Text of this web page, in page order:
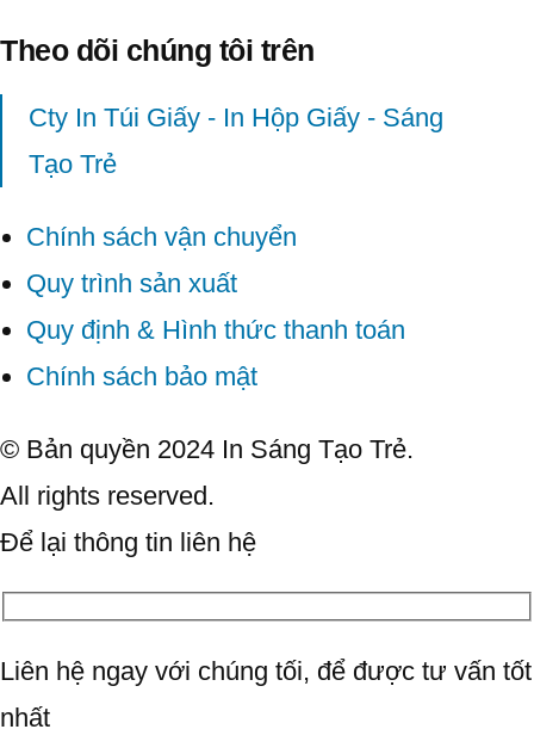
Theo dõi chúng tôi trên
Cty In Túi Giấy - In Hộp Giấy - Sáng
Tạo Trẻ
Chính sách vận chuyển
Quy trình sản xuất
Quy định & Hình thức thanh toán
Chính sách bảo mật
© Bản quyền 2024 In Sáng Tạo Trẻ.
All rights reserved.
Để lại thông tin liên hệ
Liên hệ ngay với chúng tối, để được tư vấn tốt
nhất